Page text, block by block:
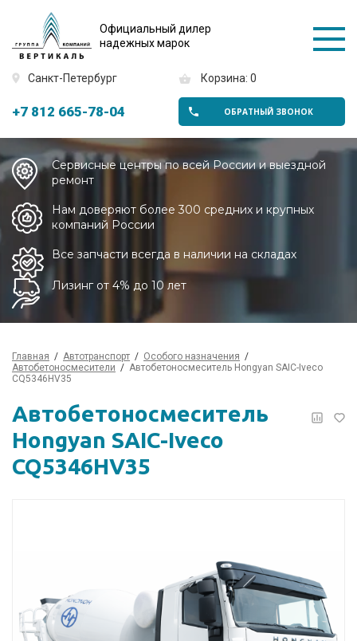
Официальный дилер
надежных марок
Санкт-Петербург Корзина: 0
+7 812 665-78-04 ОБРАТНЫЙ ЗВОНОК
Сервисные центры по всей России и выездной
ремонт
Нам доверяют более 300 средних и крупных
компаний России
Все запчасти всегда в наличии на складах
Лизинг от 4% до 10 лет
Главная Автотранспорт
Особого назначения
Автобетоносмесители
Автобетоносмеситель Hongyan SAIC-Iveco
CQ5346HV35
Автобетоносмеситель
Hongyan SAIC-Iveco
CQ5346HV35